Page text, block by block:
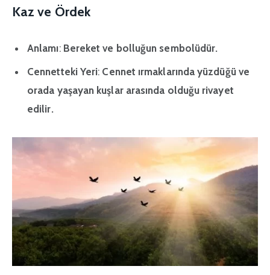
Kaz ve Ördek
Anlamı: Bereket ve bolluğun sembolüdür.
Cennetteki Yeri: Cennet ırmaklarında yüzdüğü ve
orada yaşayan kuşlar arasında olduğu rivayet
edilir.